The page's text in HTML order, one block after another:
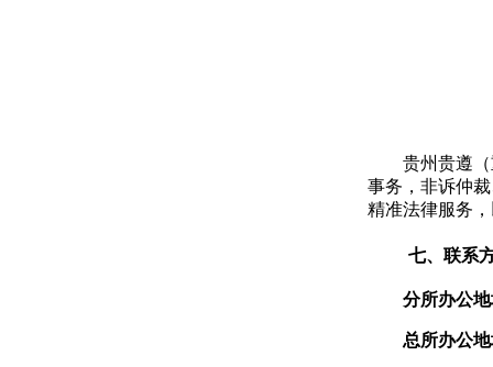
贵州贵遵
事务，非诉仲
精准法律服务
七、联系
分所办公
总所办公